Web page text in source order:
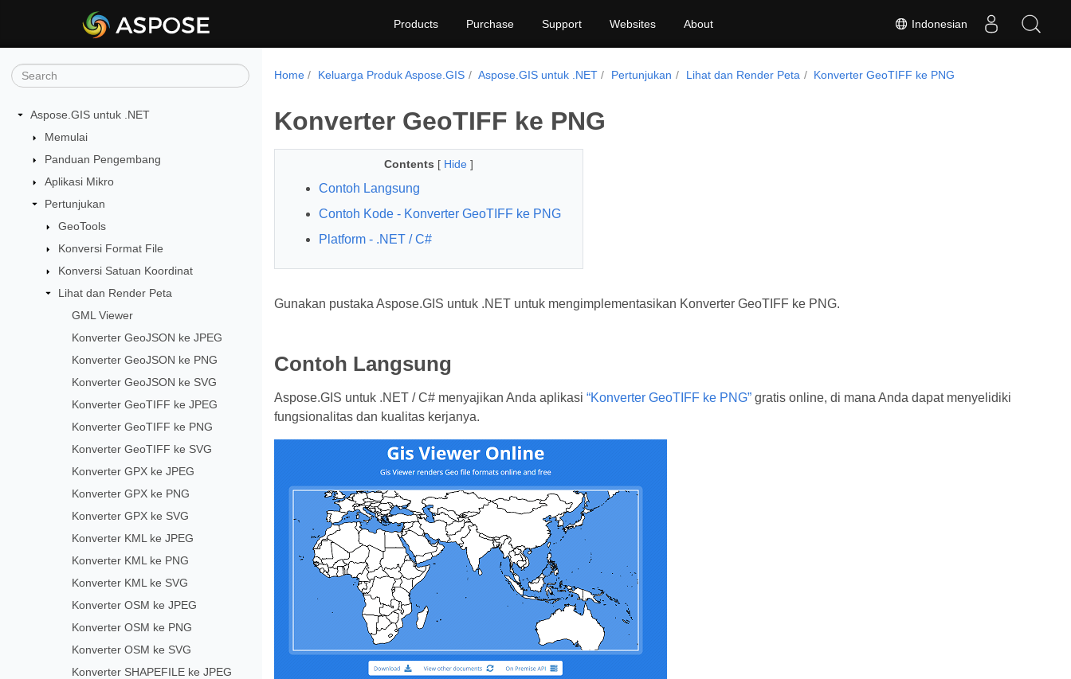
Indonesian
Products Purchase Support Websites About
Aspose.GIS untuk .NET
Memulai
Panduan Pengembang
Aplikasi Mikro
Pertunjukan
GeoTools
Konversi Format File
Konversi Satuan Koordinat
Lihat dan Render Peta
GML Viewer
Konverter GeoJSON ke JPEG
Konverter GeoJSON ke PNG
Konverter GeoJSON ke SVG
Konverter GeoTIFF ke JPEG
Konverter GeoTIFF ke PNG
Konverter GeoTIFF ke SVG
Konverter GPX ke JPEG
Konverter GPX ke PNG
Konverter GPX ke SVG
Konverter KML ke JPEG
Konverter KML ke PNG
Konverter KML ke SVG
Konverter OSM ke JPEG
Konverter OSM ke PNG
Konverter OSM ke SVG
Konverter SHAPEFILE ke JPEG
Home Keluarga Produk Aspose.GIS Aspose.GIS untuk .NET Pertunjukan Lihat dan Render Peta Konverter GeoTIFF ke PNG
Konverter GeoTIFF ke PNG
Contents [ Hide ]
Contoh Langsung
Contoh Kode - Konverter GeoTIFF ke PNG
Platform - .NET / C#
Gunakan pustaka Aspose.GIS untuk .NET untuk mengimplementasikan Konverter GeoTIFF ke PNG.
Contoh Langsung
Aspose.GIS untuk .NET / C# menyajikan Anda aplikasi “Konverter GeoTIFF ke PNG”gratis online, di mana Anda dapat menyelidiki
fungsionalitas dan kualitas kerjanya.